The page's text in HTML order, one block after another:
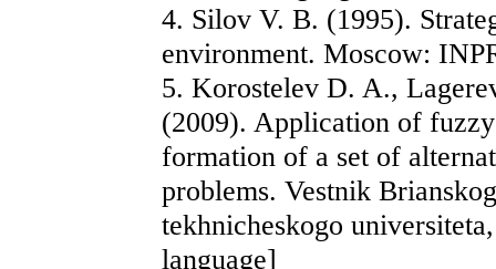
4. Silov V. B. (1995).
environment. Moscow:
5. Korostelev D. A.,
(2009). Application of
formation of a set of
problems. Vestnik
tekhnicheskogo
language]